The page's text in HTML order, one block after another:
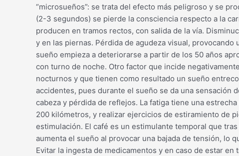
“microsueños”: se trata del efecto más peligroso y se
(2-3 segundos) se pierde la consciencia respecto a la
producen en tramos rectos, con salida de la vía.
y en las piernas. Pérdida de agudeza visual,
sueño empieza a deteriorarse a partir de los 50 años
con turno de noche. Otro factor que incide
nocturnos y que tienen como resultado un sueño
accidentes, pues durante el sueño se da una sensación
cabeza y pérdida de reflejos. La fatiga tiene una
200 kilómetros, y realizar ejercicios de estiramiento de
estimulación. El café es un estimulante temporal que
aumenta el sueño al provocar una bajada de tensión, lo
Evitar la ingesta de medicamentos y en caso de estar